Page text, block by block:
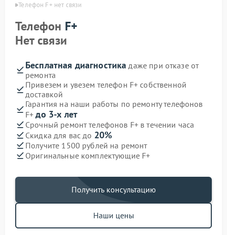
Телефон F+ нет связи
Телефон F+
Нет связи
Бесплатная диагностика даже при отказе от
ремонта
Привезем и увезем телефон F+ собственной
доставкой
Гарантия на наши работы по ремонту телефонов
F+до 3-х лет
Срочный ремонт телефонов F+ в течении часа
Скидка для вас до 20%
Получите 1500 рублей на ремонт
Оригинальные комплектующие F+
Получить консультацию
Наши цены